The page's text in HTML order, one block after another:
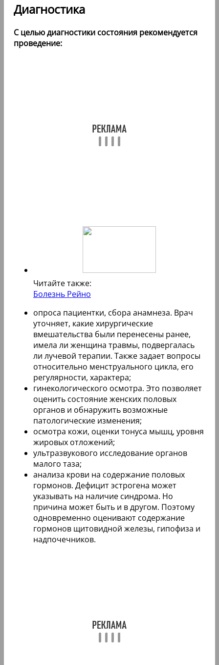
Диагностика
С целью диагностики состояния рекомендуется
проведение:
Читайте также:
Болезнь Рейно
опроса пациентки, сбора анамнеза. Врач
уточняет, какие хирургические
вмешательства были перенесены ранее,
имела ли женщина травмы, подвергалась
ли лучевой терапии. Также задает вопросы
относительно менструального цикла, его
регулярности, характера;
гинекологического осмотра. Это позволяет
оценить состояние женских половых
органов и обнаружить возможные
патологические изменения;
осмотра кожи, оценки тонуса мышц, уровня
жировых отложений;
ультразвукового исследование органов
малого таза;
анализа крови на содержание половых
гормонов. Дефицит эстрогена может
указывать на наличие синдрома. Но
причина может быть и в другом. Поэтому
одновременно оценивают содержание
гормонов щитовидной железы, гипофиза и
надпочечников.